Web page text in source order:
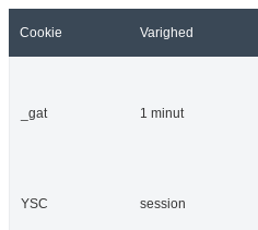
Cookie Varighed
_gat 1 minut
YSC session